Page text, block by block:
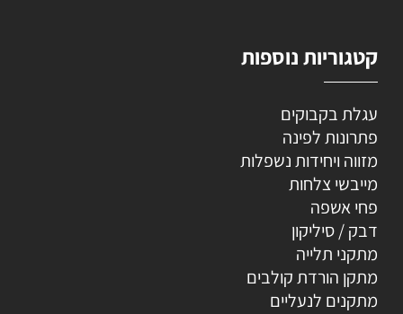
קטגוריות נוספות
עגלת בקבוקים
פתרונות לפינה
מזווה ויחידות נשפלות
מייבשי צלחות
פחי אשפה
דבק / סיליקון
מתקני תלייה
מתקן הורדת קולבים
מתקנים לנעליים